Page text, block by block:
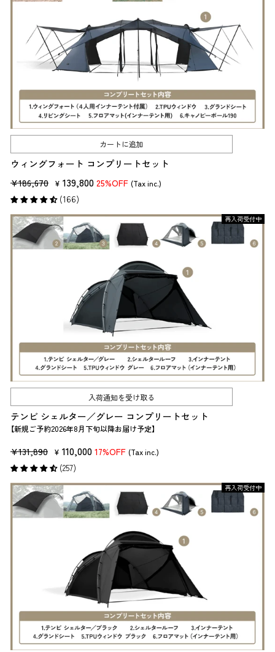
カートに追加
ウィングフォート コンプリートセット
販
売
価
格
¥186,670 セ
ー
ル
価
格
¥ 139,800 25%OFF (Tax inc.)
(166)
再入荷受付中
入荷通知を受け取る
テンビ シェルター／グレー コンプリートセット
【新規ご予約2026年8月下旬以降お届け予定】
販
売
価
格
¥131,890 セ
ー
ル
価
格
¥ 110,000 17%OFF (Tax inc.)
(257)
再入荷受付中